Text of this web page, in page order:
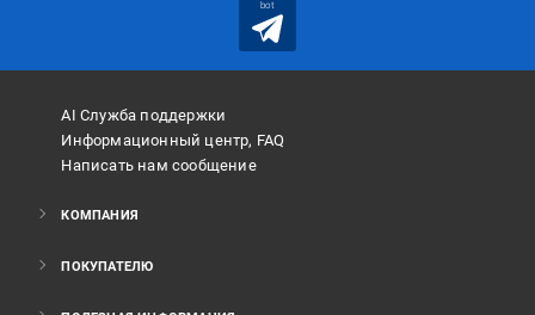
bot
AI Служба поддержки
Информационный центр, FAQ
Написать нам сообщение
КОМПАНИЯ
ПОКУПАТЕЛЮ